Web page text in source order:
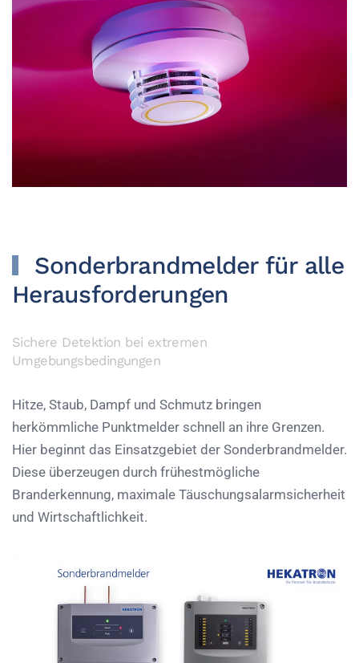
Sonderbrandmelder für alle
Herausforderungen
Sichere Detektion bei extremen
Umgebungsbedingungen
Hitze, Staub, Dampf und Schmutz bringen
herkömmliche Punktmelder schnell an ihre Grenzen.
Hier beginnt das Einsatzgebiet der Sonderbrandmelder.
Diese überzeugen durch frühestmögliche
Branderkennung, maximale Täuschungsalarmsicherheit
und Wirtschaftlichkeit.